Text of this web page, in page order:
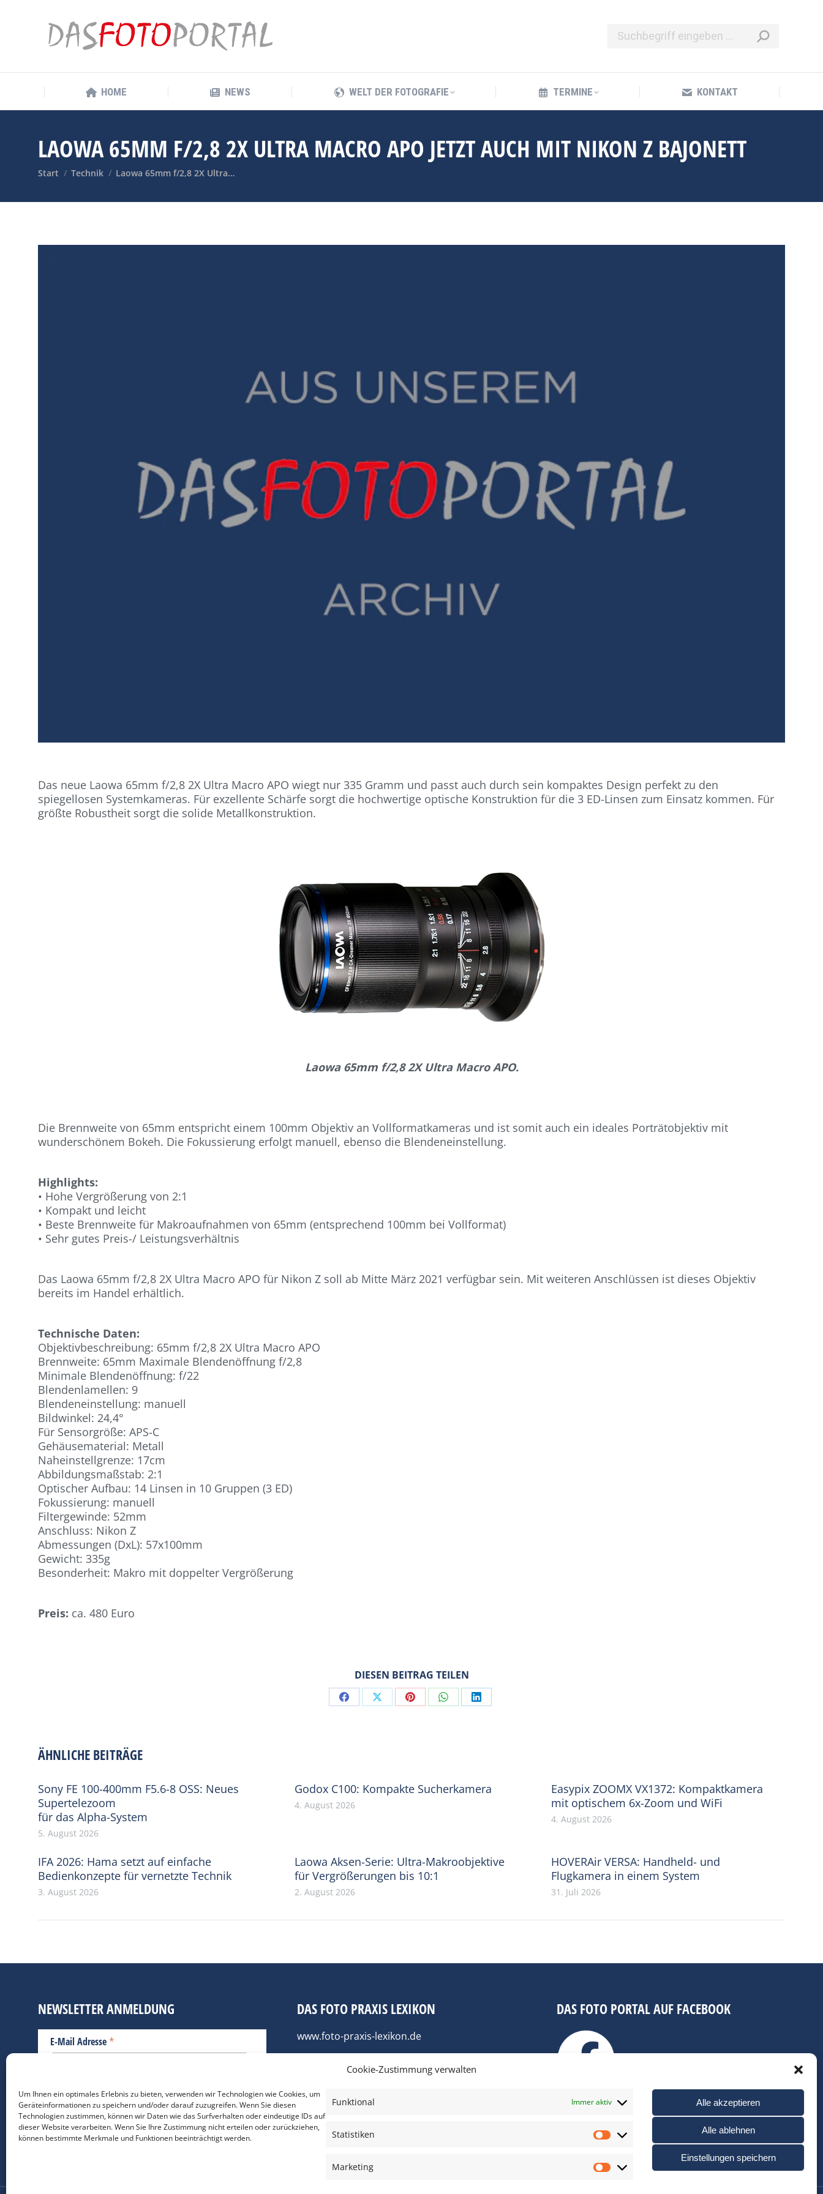
Cookie-Zustimmung verwalten
Um Ihnen ein optimales Erlebnis zu bieten, verwenden wir Technologien wie Cookies, um
Geräteinformationen zu speichern und/oder darauf zuzugreifen. Wenn Sie diesen
Technologien zustimmen, können wir Daten wie das Surfverhalten oder eindeutige IDs auf
dieser Website verarbeiten. Wenn Sie Ihre Zustimmung nicht erteilen oder zurückziehen,
können bestimmte Merkmale und Funktionen beeinträchtigt werden.
Funktional Immer aktiv
Statistiken Statistiken
Marketing Marketing
Alle akzeptieren
Alle ablehnen
Einstellungen speichern
HOME NEWS WELT DER FOTOGRAFIE TERMINE KONTAKT
LAOWA 65MM F/2,8 2X ULTRA MACRO APO JETZT AUCH MIT NIKON Z BAJONETT
Sie befinden sich hier:
Start Technik Laowa 65mm f/2,8 2X Ultra…
Das neue Laowa 65mm f/2,8 2X Ultra Macro APO wiegt nur 335 Gramm und passt auch durch sein kompaktes Design perfekt zu den
spiegellosen Systemkameras. Für exzellente Schärfe sorgt die hochwertige optische Konstruktion für die 3 ED-Linsen zum Einsatz kommen. Für
größte Robustheit sorgt die solide Metallkonstruktion.
Laowa 65mm f/2,8 2X Ultra Macro APO.
Die Brennweite von 65mm entspricht einem 100mm Objektiv an Vollformatkameras und ist somit auch ein ideales Porträtobjektiv mit
wunderschönem Bokeh. Die Fokussierung erfolgt manuell, ebenso die Blendeneinstellung.
Highlights:
• Hohe Vergrößerung von 2:1
• Kompakt und leicht
• Beste Brennweite für Makroaufnahmen von 65mm (entsprechend 100mm bei Vollformat)
• Sehr gutes Preis-/ Leistungsverhältnis
Das Laowa 65mm f/2,8 2X Ultra Macro APO für Nikon Z soll ab Mitte März 2021 verfügbar sein. Mit weiteren Anschlüssen ist dieses Objektiv
bereits im Handel erhältlich.
Technische Daten:
Objektivbeschreibung: 65mm f/2,8 2X Ultra Macro APO
Brennweite: 65mm Maximale Blendenöffnung f/2,8
Minimale Blendenöffnung: f/22
Blendenlamellen: 9
Blendeneinstellung: manuell
Bildwinkel: 24,4°
Für Sensorgröße: APS-C
Gehäusematerial: Metall
Naheinstellgrenze: 17cm
Abbildungsmaßstab: 2:1
Optischer Aufbau: 14 Linsen in 10 Gruppen (3 ED)
Fokussierung: manuell
Filtergewinde: 52mm
Anschluss: Nikon Z
Abmessungen (DxL): 57x100mm
Gewicht: 335g
Besonderheit: Makro mit doppelter Vergrößerung
Preis: ca. 480 Euro
DIESEN BEITRAG TEILEN
Share Share Share Share Share
ÄHNLICHE BEITRÄGE
Sony FE 100-400mm F5.6-8 OSS: Neues
Supertelezoom
für das Alpha-System
5. August 2026
Godox C100: Kompakte Sucherkamera
4. August 2026
Easypix ZOOMX VX1372: Kompaktkamera
mit optischem 6x-Zoom und WiFi
4. August 2026
IFA 2026: Hama setzt auf einfache
Bedienkonzepte für vernetzte Technik
3. August 2026
Laowa Aksen-Serie: Ultra-Makroobjektive
für Vergrößerungen bis 10:1
2. August 2026
HOVERAir VERSA: Handheld- und
Flugkamera in einem System
31. Juli 2026
NEWSLETTER ANMELDUNG
E-Mail Adresse *
*verpflichtend
DAS FOTO PRAXIS LEXIKON
www.foto-praxis-lexikon.de
DAS FOTO PORTAL AUF FACEBOOK
HOME NEWS